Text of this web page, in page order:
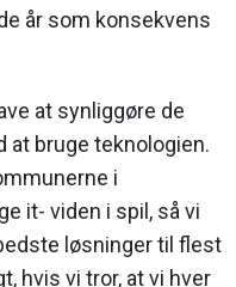
år som konsekvens
at synliggøre de
at bruge teknologien.
i
it- viden i spil, så vi
løsninger til flest
hvis vi tror, at vi hver